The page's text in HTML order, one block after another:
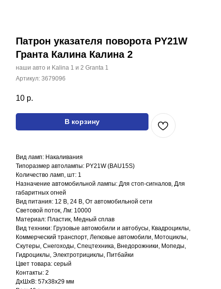
Патрон указателя поворота PY21W
Гранта Калина Калина 2
наши авто и Kalina 1 и 2 Granta 1
Артикул:3679096
10 р.
В корзину
Вид ламп: Накаливания
Типоразмер автолампы: PY21W (BAU15S)
Количество ламп, шт: 1
Назначение автомобильной лампы: Для стоп-сигналов, Для
габаритных огней
Вид питания: 12 В, 24 В, От автомобильной сети
Световой поток, Лм: 10000
Материал: Пластик, Медный сплав
Вид техники: Грузовые автомобили и автобусы, Квадроциклы,
Коммерческий транспорт, Легковые автомобили, Мотоциклы,
Скутеры, Снегоходы, Спецтехника, Внедорожники, Мопеды,
Гидроциклы, Электротрициклы, Питбайки
Цвет товара: серый
Контакты: 2
ДxШxВ: 57x38x29 мм
можете найти на
маркетплейсах
Каталог
Соединительные разъёмы
Цоколь авто лампы
Жгут проводов
Информация
Оплата и доставка
Возврат и обмен
Вопрос / ответ
Компания
О компании
Реквизиты
Контакты
Контакты
corp@automyr.ru +7 (917) 945 88 55
© 2026 Интернет-магазин